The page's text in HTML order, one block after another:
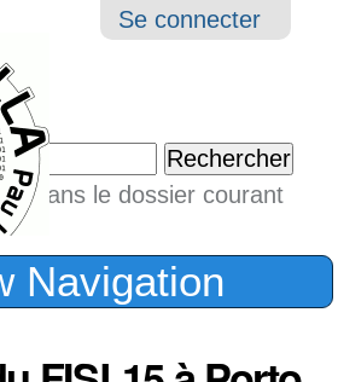
Outils
Se connecter
dans le dossier courant
Navigation